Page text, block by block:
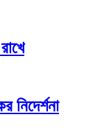
নিদের্শনা